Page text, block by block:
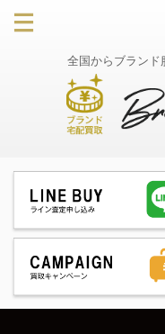
全国からブランド